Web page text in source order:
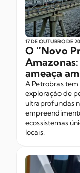
17 DE OUTUBRODE
O “Novo
ameaça
A Petrobras
exploração de
ultraprofundas
ecossistemas
locais.